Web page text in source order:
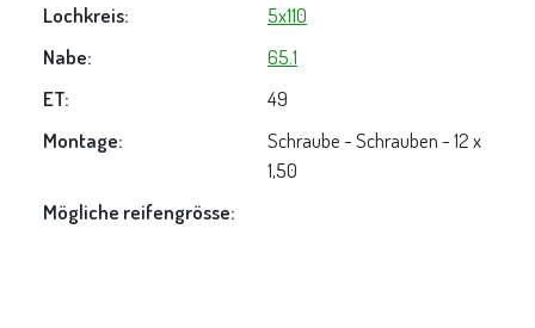
Lochkreis:
5x110
Nabe:
65.1
ET:
49
Montage:
Schraube - Schrauben - 12 x
1,50
Mögliche reifengrösse: